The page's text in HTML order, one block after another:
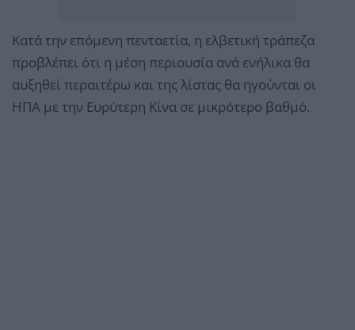
Κατά την επόμενη πενταετία, η ελβετική τράπεζα
προβλέπει ότι η μέση περιουσία ανά ενήλικα θα
αυξηθεί περαιτέρω και της λίστας θα ηγούνται οι
ΗΠΑ με την Ευρύτερη Κίνα σε μικρότερο βαθμό.